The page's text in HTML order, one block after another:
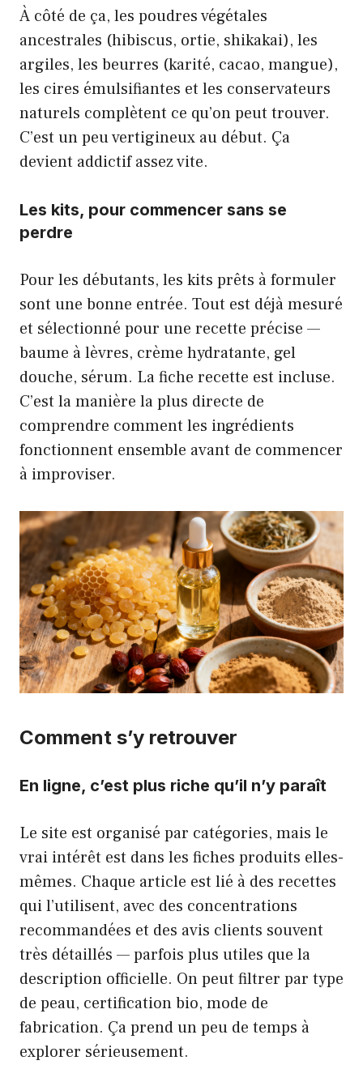
À côté de ça, les poudres végétales
ancestrales (hibiscus, ortie, shikakai), les
argiles, les beurres (karité, cacao, mangue),
les cires émulsifiantes et les conservateurs
naturels complètent ce qu’on peut trouver.
C’est un peu vertigineux au début. Ça
devient addictif assez vite.
Les kits, pour commencer sans se
perdre
Pour les débutants, les kits prêts à formuler
sont une bonne entrée. Tout est déjà mesuré
et sélectionné pour une recette précise —
baume à lèvres, crème hydratante, gel
douche, sérum. La fiche recette est incluse.
C’est la manière la plus directe de
comprendre comment les ingrédients
fonctionnent ensemble avant de commencer
à improviser.
Comment s’y retrouver
En ligne, c’est plus riche qu’il n’y paraît
Le site est organisé par catégories, mais le
vrai intérêt est dans les fiches produits elles-
mêmes. Chaque article est lié à des recettes
qui l’utilisent, avec des concentrations
recommandées et des avis clients souvent
très détaillés — parfois plus utiles que la
description officielle. On peut filtrer par type
de peau, certification bio, mode de
fabrication. Ça prend un peu de temps à
explorer sérieusement.